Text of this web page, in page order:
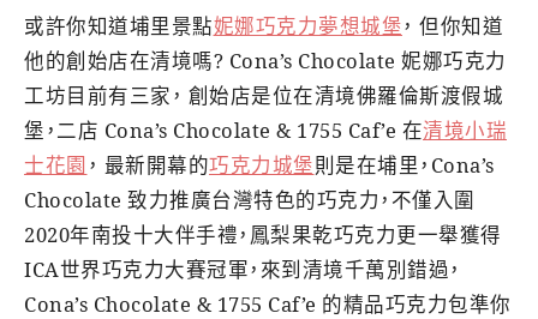
或許你知道埔里景點妮娜巧克力夢想城堡， 但你知道
他的創始店在清境嗎? Cona’s Chocolate 妮娜巧克力
工坊目前有三家， 創始店是位在清境佛羅倫斯渡假城
堡，二店 Cona’s Chocolate & 1755 Caf’e 在清境小瑞
士花園 ， 最新開幕的巧克力城堡則是在埔里，Cona’s
Chocolate 致力推廣台灣特色的巧克力，不僅入圍
2020年南投十大伴手禮，鳳梨果乾巧克力更一舉獲得
ICA世界巧克力大賽冠軍，來到清境千萬別錯過，
Cona’s Chocolate & 1755 Caf’e 的精品巧克力包準你